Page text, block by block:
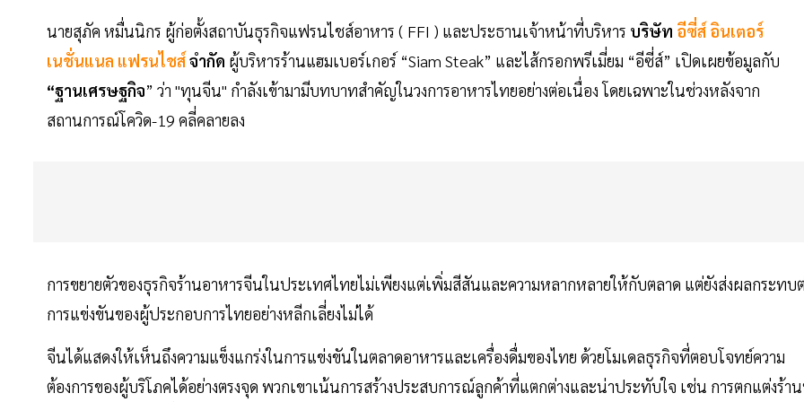
นายสุภัค หมื่นนิกร ผู้ก่อตั้งสถาบันธุรกิจแฟรนไชส์อาหาร ( FFI ) และประธานเจ้าหน้าที่บริหาร บริษัท อีซี่ส์ อินเตอร์
เนชั่นแนล แฟรนไชส์จำกัด ผู้บริหารร้านแฮมเบอร์เกอร์ “Siam Steak” และไส้กรอกพรีเมี่ยม “อีซี่ส์” เปิดเผยข้อมูลกับ
“ฐานเศรษฐกิจ” ว่า "ทุนจีน" กำลังเข้ามามีบทบาทสำคัญในวงการอาหารไทยอย่างต่อเนื่อง โดยเฉพาะในช่วงหลังจาก
สถานการณ์โควิด-19 คลี่คลายลง
การขยายตัวของธุรกิจร้านอาหารจีนในประเทศไทยไม่เพียงแต่เพิ่มสีสันและความหลากหลายให้กับตลาด แต่ยังส่งผลกระทบ
การแข่งขันของผู้ประกอบการไทยอย่างหลีกเลี่ยงไม่ได้
จีนได้แสดงให้เห็นถึงความแข็งแกร่งในการแข่งขันในตลาดอาหารและเครื่องดื่มของไทย ด้วยโมเดลธุรกิจที่ตอบโจทย์ความ
ต้องการของผู้บริโภคได้อย่างตรงจุด พวกเขาเน้นการสร้างประสบการณ์ลูกค้าที่แตกต่างและน่าประทับใจ เช่น การตกแต่งร้า